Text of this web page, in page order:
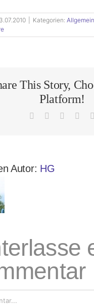
Kategorien: Allgemein
This Story,
Platform!
Facebook LinkedIn
Autor: HG